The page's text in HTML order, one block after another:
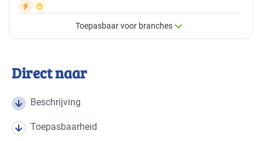
Toepasbaar voor branches
Toepasbaar voor branches
branches
Autobranche - autoschadeherstel
Direct naar
Beschrijving
Toepasbaarheid